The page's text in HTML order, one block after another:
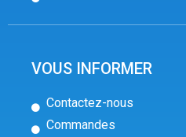
VOUS INFORMER
Contactez-nous
Commandes